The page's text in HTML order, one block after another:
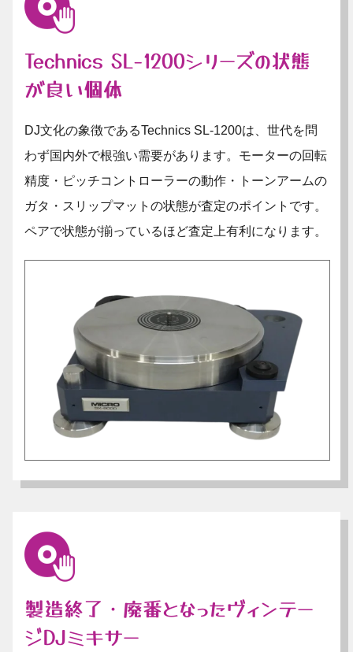
Technics SL-1200シリーズの状態
が良い個体
DJ文化の象徴であるTechnics SL-1200は、世代を問
わず国内外で根強い需要があります。モーターの回転
精度・ピッチコントローラーの動作・トーンアームの
ガタ・スリップマットの状態が査定のポイントです。
ペアで状態が揃っているほど査定上有利になります。
製造終了・廃番となったヴィンテー
ジDJミキサー